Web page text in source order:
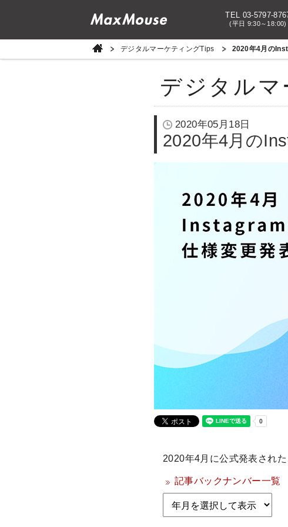
TEL 03-5797-
(平日 9:30～18:00)
デジタルマーケティングTips 2020年4月の
デジタル
2020年05月18日
2020年4月の
2020年4月に公式発表され
記事バックナンバー一覧